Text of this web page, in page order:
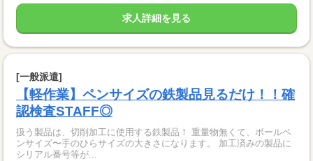
求人詳細を見る
[一般派遣]
【軽作業】ペンサイズの鉄製品見るだけ！！確
認検査STAFF◎
扱う製品は、切削加工に使用する鉄製品！ 重量物無くて、ボールペ
ンサイズ〜手のひらサイズの大きさになります。 加工済みの製品に
シリアル番号等が...